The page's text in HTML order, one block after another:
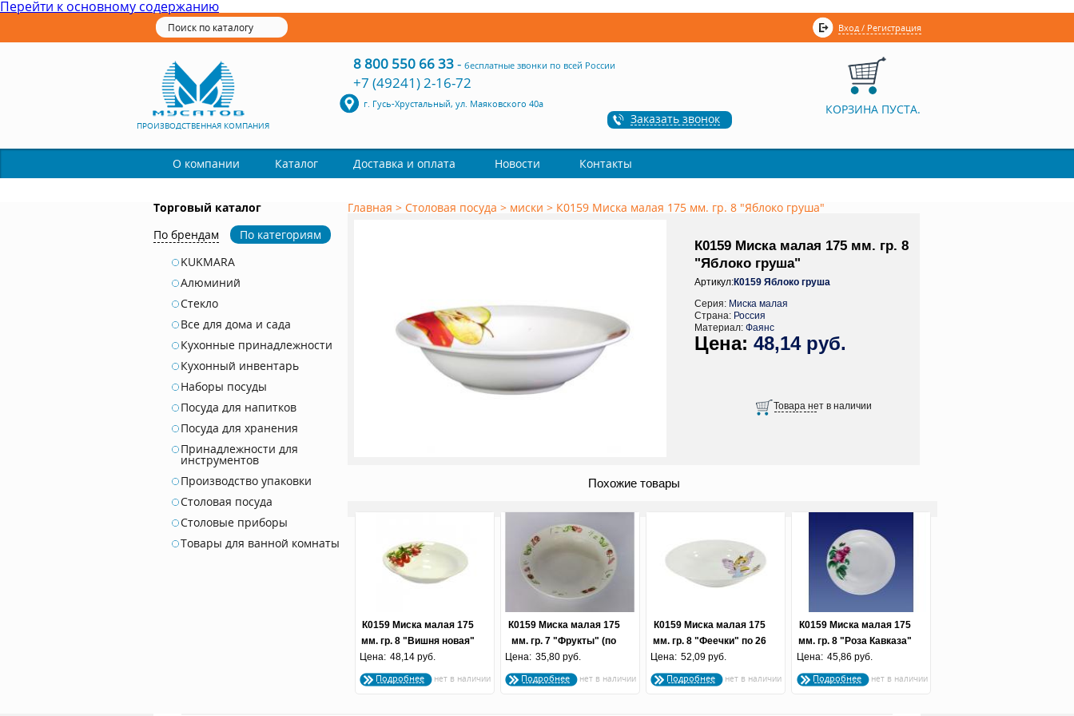
Перейти к основному содержанию
Вход / Регистрация
ПРОИЗВОДСТВЕННАЯ КОМПАНИЯ
8 800 550 66 33- бесплатные звонки по всей России
+7 (49241) 2-16-72
г. Гусь-Хрустальный, ул. Маяковского 40а
Заказать звонок
КОРЗИНА ПУСТА.
О компании Каталог Доставка и оплата Новости Контакты
Торговый каталог
По брендам
По категориям
KUKMARA
Алюминий
Стекло
Все для дома и сада
Кухонные принадлежности
Кухонный инвентарь
Наборы посуды
Посуда для напитков
Посуда для хранения
Принадлежности для
инструментов
Производство упаковки
Столовая посуда
Столовые приборы
Товары для ванной комнаты
Главная > Столовая посуда > миски > К0159 Миска малая 175 мм. гр. 8 "Яблоко груша"
К0159 Миска малая 175 мм. гр. 8
"Яблоко груша"
Артикул:К0159 Яблоко груша
Серия: Миска малая
Страна: Россия
Материал: Фаянс
48,14 руб.
Похожие товары
К0159 Миска малая 175
мм. гр. 8 "Вишня новая"
(по 20 шт.)
Цена: 48,14 руб.
Подробнее
К0159 Миска малая 175
мм. гр. 7 "Фрукты" (по
26 шт.) (Евро)
Цена: 35,80 руб.
Подробнее
К0159 Миска малая 175
мм. гр. 8 "Феечки" по 26
шт.
Цена: 52,09 руб.
Подробнее
К0159 Миска малая 175
мм. гр. 8 "Роза Кавказа"
(по 20 шт.)
Цена: 45,86 руб.
Подробнее